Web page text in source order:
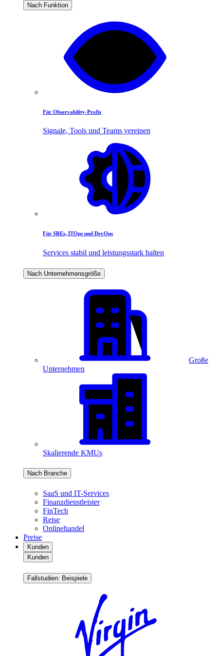
Nach Funktion
Für Observability-Profis
Signale, Tools und Teams vereinen
Für SREs, ITOps und DevOps
Services stabil und leistungsstark halten
Nach Unternehmensgröße
Große
Unternehmen
Skalierende KMUs
Nach Branche
SaaS und IT-Services
Finanzdienstleister
FinTech
Reise
Onlinehandel
Preise
Kunden
Kunden
Fallstudien: Beispiele